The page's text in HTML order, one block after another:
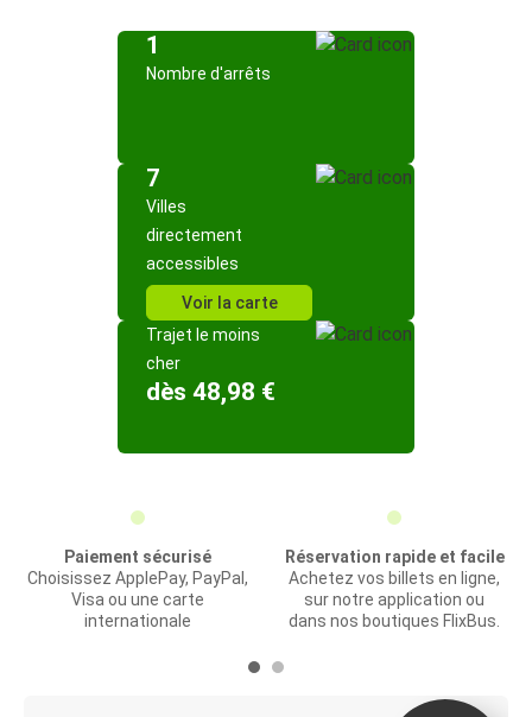
1
Nombre d'arrêts
7
Villes
directement
accessibles
Voir la carte
Trajet le moins
cher
dès 48,98 €
Paiement sécurisé
Choisissez ApplePay, PayPal,
Visa ou une carte
internationale
Réservation rapide et facile
Achetez vos billets en ligne,
sur notre application ou
dans nos boutiques FlixBus.